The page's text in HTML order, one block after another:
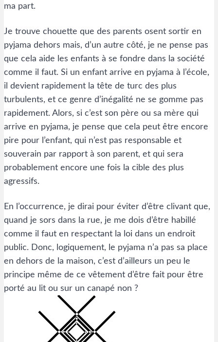
ma part.
Je trouve chouette que des parents osent sortir en
pyjama dehors mais, d’un autre côté, je ne pense pas
que cela aide les enfants à se fondre dans la société
comme il faut. Si un enfant arrive en pyjama à l’école,
il devient rapidement la tête de turc des plus
turbulents, et ce genre d’inégalité ne se gomme pas
rapidement. Alors, si c’est son père ou sa mère qui
arrive en pyjama, je pense que cela peut être encore
pire pour l’enfant, qui n’est pas responsable et
souverain par rapport à son parent, et qui sera
probablement encore une fois la cible des plus
agressifs.
En l’occurrence, je dirai pour éviter d’être clivant que,
quand je sors dans la rue, je me dois d’être habillé
comme il faut en respectant la loi dans un endroit
public. Donc, logiquement, le pyjama n’a pas sa place
en dehors de la maison, c’est d’ailleurs un peu le
principe même de ce vêtement d’être fait pour être
porté au lit ou sur un canapé non ?